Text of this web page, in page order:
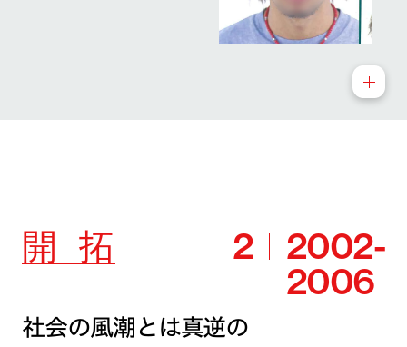
開 拓 2 2002-
2006
社会の風潮とは真逆の